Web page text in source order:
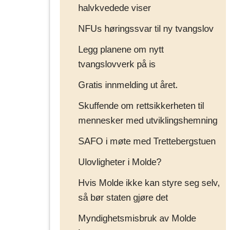
halvkvedede viser
NFUs høringssvar til ny tvangslov
Legg planene om nytt
tvangslovverk på is
Gratis innmelding ut året.
Skuffende om rettsikkerheten til
mennesker med utviklingshemning
SAFO i møte med Trettebergstuen
Ulovligheter i Molde?
Hvis Molde ikke kan styre seg selv,
så bør staten gjøre det
Myndighetsmisbruk av Molde